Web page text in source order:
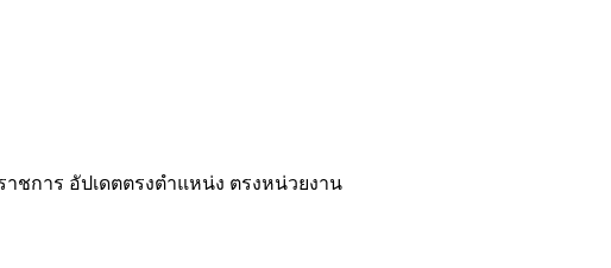
ชการ อัปเดตตรงตำแหน่ง ตรงหน่วยงาน